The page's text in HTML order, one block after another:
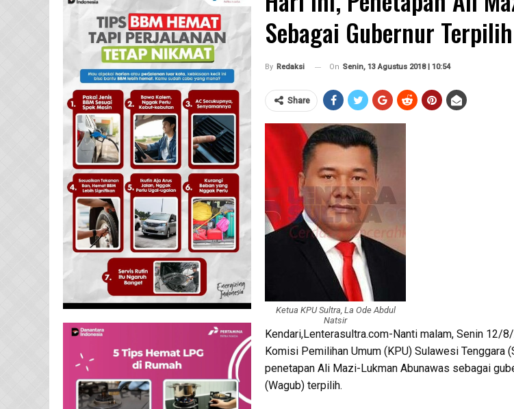
Sebagai Gubernur
By Redaksi On Senin, 13 Agustus 2018 | 10:54
Share
Ketua KPU Sultra, La Ode Abdul
Natsir
Kendari,Lenterasultra.com-Nanti malam, Senin 12/
Komisi Pemilihan Umum (KPU) Sulawesi Tenggara
penetapan Ali Mazi-Lukman Abunawas sebagai
(Wagub) terpilih.